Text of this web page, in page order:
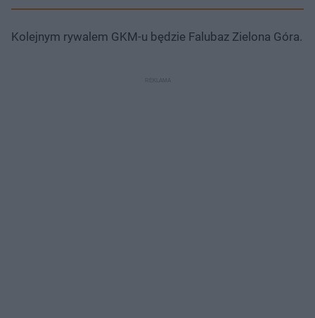
Kolejnym rywalem GKM-u będzie Falubaz Zielona Góra.